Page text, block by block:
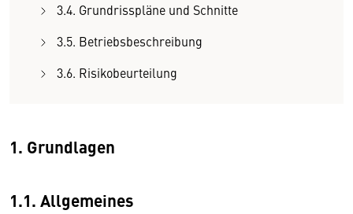
3.4. Grundrisspläne und Schnitte
3.5. Betriebsbeschreibung
3.6. Risikobeurteilung
1. Grundlagen
1.1. Allgemeines